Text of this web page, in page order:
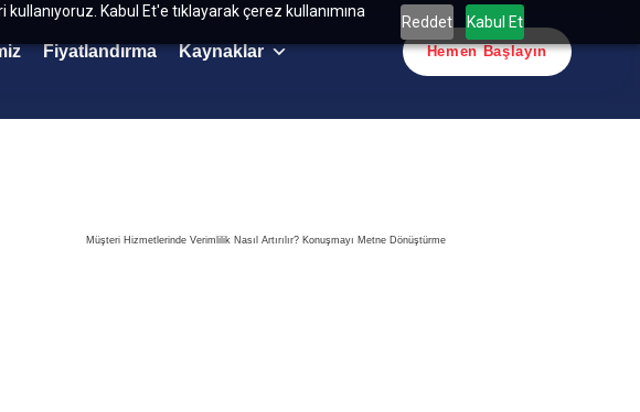
Kabul Et'e tıklayarak çerez kullanımına
Reddet Kabul Et
Fiyatlandırma Kaynaklar Hemen Başlayın